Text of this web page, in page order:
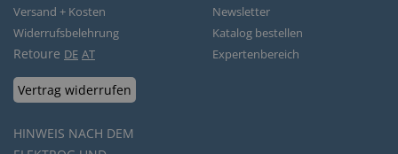
Versand + Kosten
Widerrufsbelehrung
Retoure DE AT
Vertrag widerrufen
HINWEIS NACH DEM
Newsletter
Katalog bestellen
Expertenbereich